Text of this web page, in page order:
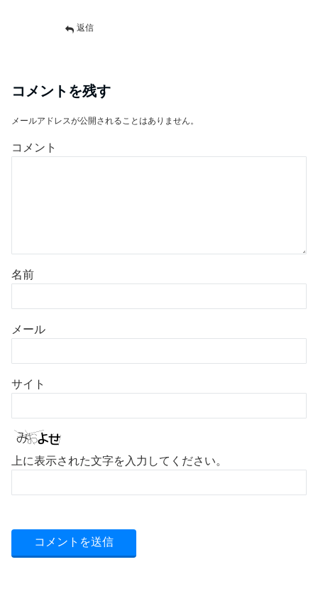
返信
コメントを残す
メールアドレスが公開されることはありません。
コメント
名前
メール
サイト
上に表示された文字を入力してください。